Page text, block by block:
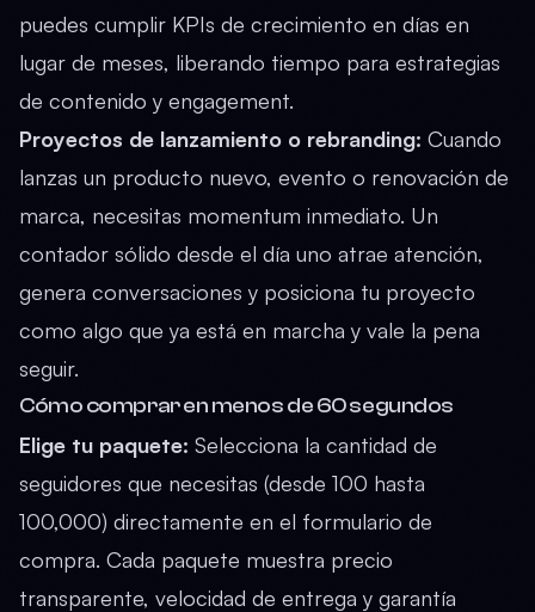
puedes cumplir KPIs de crecimiento en días en
lugar de meses, liberando tiempo para estrategias
de contenido y engagement.
Proyectos de lanzamiento o rebranding: Cuando
lanzas un producto nuevo, evento o renovación de
marca, necesitas momentum inmediato. Un
contador sólido desde el día uno atrae atención,
genera conversaciones y posiciona tu proyecto
como algo que ya está en marcha y vale la pena
seguir.
Cómo comprar en menos de 60 segundos
Elige tu paquete: Selecciona la cantidad de
seguidores que necesitas (desde 100 hasta
100,000) directamente en el formulario de
compra. Cada paquete muestra precio
transparente, velocidad de entrega y garantía